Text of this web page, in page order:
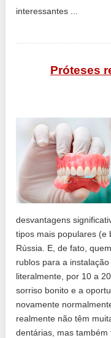
interessantes ...
Próteses
desvantagens
tipos mais populares (e
Rússia. E, de fato,
rublos para a
literalmente, por 10 a
sorriso bonito e a
novamente
realmente não têm
dentárias, mas